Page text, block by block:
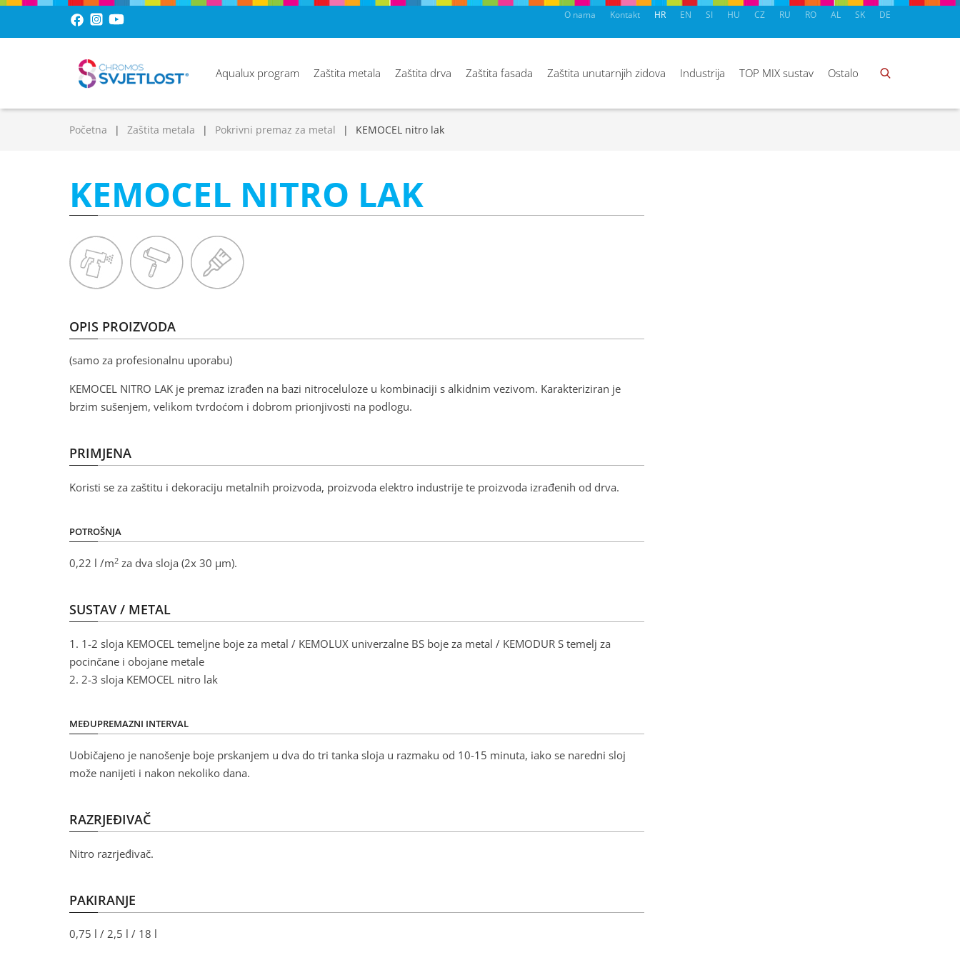
HR EN SI HU CZ RU RO AL SK DE
O nama Kontakt
Aqualux program Zaštita metala Zaštita drva Zaštita fasada Zaštita unutarnjih zidova Industrija TOP MIX sustav Ostalo
Početna Zaštita metala Pokrivni premaz za metal KEMOCEL nitro lak
KEMOCEL NITRO LAK
OPIS PROIZVODA
(samo za profesionalnu uporabu)
KEMOCEL NITRO LAK je premaz izrađen na bazi nitroceluloze u kombinaciji s alkidnim vezivom. Karakteriziran je
brzim sušenjem, velikom tvrdoćom i dobrom prionjivosti na podlogu.
PRIMJENA
Koristi se za zaštitu i dekoraciju metalnih proizvoda, proizvoda elektro industrije te proizvoda izrađenih od drva.
POTROŠNJA
0,22 l /m2 za dva sloja (2x 30 μm).
SUSTAV / METAL
1. 1-2 sloja KEMOCEL temeljne boje za metal / KEMOLUX univerzalne BS boje za metal / KEMODUR S temelj za
pocinčane i obojane metale
2. 2-3 sloja KEMOCEL nitro lak
MEĐUPREMAZNI INTERVAL
Uobičajeno je nanošenje boje prskanjem u dva do tri tanka sloja u razmaku od 10-15 minuta, iako se naredni sloj
može nanijeti i nakon nekoliko dana.
RAZRJEĐIVAČ
Nitro razrjeđivač.
PAKIRANJE
0,75 l / 2,5 l / 18 l